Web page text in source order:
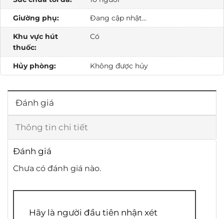
Giường phụ: Đang cập nhật...
Khu vực hút
thuốc:
Có
Hủy phòng: Không được hủy
Đánh giá
Thông tin chi tiết
Đánh giá
Chưa có đánh giá nào.
Hãy là người đầu tiên nhận xét